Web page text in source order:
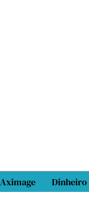
Dinheiro